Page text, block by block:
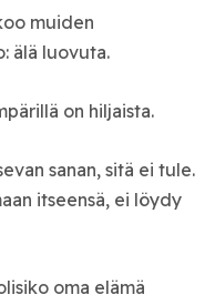
muiden
älä luovuta.
on hiljaista.
sanan, sitä ei tule.
itseensä, ei löydy
oma elämä